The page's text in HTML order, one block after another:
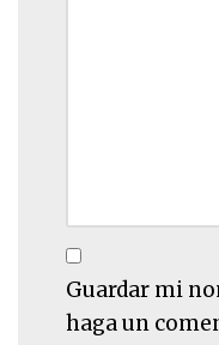
Guardar mi
haga un